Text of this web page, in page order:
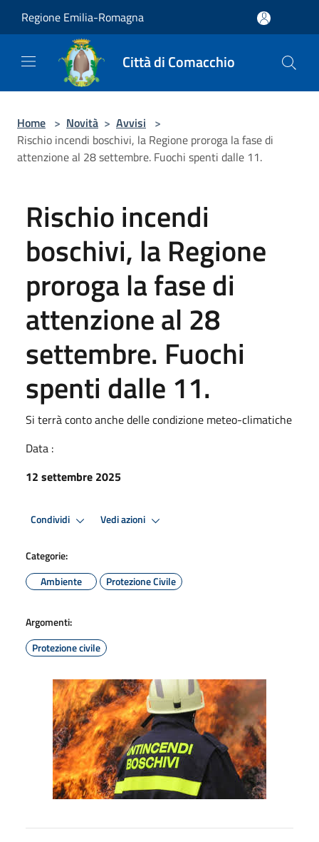
Regione Emilia-Romagna
Città di Comacchio
Home > Novità > Avvisi >
Rischio incendi boschivi, la Regione proroga la fase di
attenzione al 28 settembre. Fuochi spenti dalle 11.
Rischio incendi
boschivi, la Regione
proroga la fase di
attenzione al 28
settembre. Fuochi
spenti dalle 11.
Si terrà conto anche delle condizione meteo-climatiche
Data :
12 settembre 2025
Condividi Vedi azioni
Categorie:
Ambiente
Protezione Civile
Argomenti:
Protezione civile